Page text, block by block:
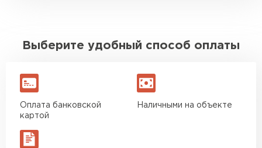
Выберите удобный способ оплаты
Оплата банковской
картой
Наличными на объекте